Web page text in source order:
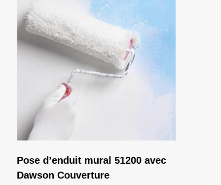
Pose d’enduit mural 51200 avec
Dawson Couverture